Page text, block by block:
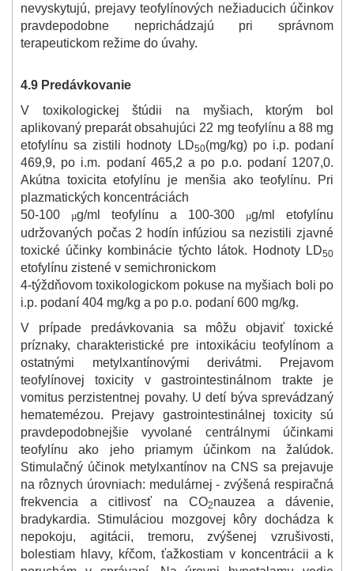
nevyskytujú, prejavy teofylínových nežiaducich účinkov
pravdepodobne neprichádzajú pri správnom
terapeutickom režime do úvahy.
4.9 Predávkovanie
V toxikologickej štúdii na myšiach, ktorým bol
aplikovaný preparát obsahujúci 22 mg teofylínu a 88 mg
etofylínu sa zistili hodnoty LD50(mg/kg) po i.p. podaní
469,9, po i.m. podaní 465,2 a po p.o. podaní 1207,0.
Akútna toxicita etofylínu je menšia ako teofylínu. Pri
plazmatických koncentráciách
50-100
µg/ml teofylínu a 100-300 µg/ml etofylínu
udržovaných počas 2 hodín infúziou sa nezistili zjavné
toxické účinky kombinácie týchto látok. Hodnoty LD50
etofylínu zistené v semichronickom
4-týždňovom toxikologickom pokuse na myšiach boli po
i.p. podaní 404 mg/kg a po p.o. podaní 600 mg/kg.
V prípade predávkovania sa môžu objaviť toxické
príznaky, charakteristické pre intoxikáciu teofylínom a
ostatnými metylxantínovými derivátmi. Prejavom
teofylínovej toxicity v gastrointestinálnom trakte je
vomitus perzistentnej povahy. U detí býva sprevádzaný
hematemézou. Prejavy gastrointestinálnej toxicity sú
pravdepodobnejšie vyvolané centrálnymi účinkami
teofylínu ako jeho priamym účinkom na žalúdok.
Stimulačný účinok metylxantínov na CNS sa prejavuje
na rôznych úrovniach: medulárnej - zvýšená respiračná
frekvencia a citlivosť na CO2nauzea a dávenie,
bradykardia. Stimuláciou mozgovej kôry dochádza k
nepokoju, agitácii, tremoru, zvýšenej vzrušivosti,
bolestiam hlavy, kŕčom, ťažkostiam v koncentrácii a k